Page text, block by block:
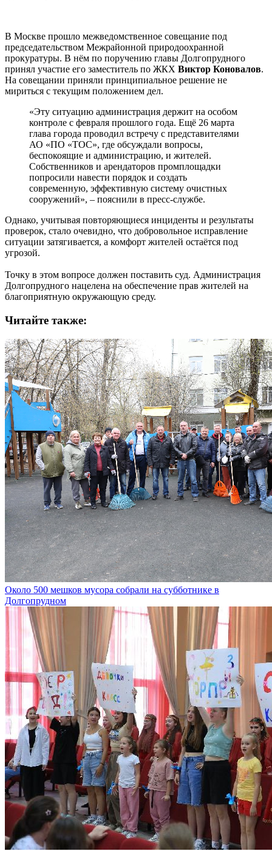
В Москве прошло межведомственное совещание под
председательством Межрайонной природоохранной
прокуратуры. В нём по поручению главы Долгопрудного
принял участие его заместитель по ЖКХ Виктор Коновалов.
На совещании приняли принципиальное решение не
мириться с текущим положением дел.
«Эту ситуацию администрация держит на особом
контроле с февраля прошлого года. Ещё 26 марта
глава города проводил встречу с представителями
АО «ПО «ТОС», где обсуждали вопросы,
беспокоящие и администрацию, и жителей.
Собственников и арендаторов промплощадки
попросили навести порядок и создать
современную, эффективную систему очистных
сооружений», – пояснили в пресс-службе.
Однако, учитывая повторяющиеся инциденты и результаты
проверок, стало очевидно, что добровольное исправление
ситуации затягивается, а комфорт жителей остаётся под
угрозой.
Точку в этом вопросе должен поставить суд. Администрация
Долгопрудного нацелена на обеспечение прав жителей на
благоприятную окружающую среду.
Читайте также:
Около 500 мешков мусора собрали на субботнике в
Долгопрудном